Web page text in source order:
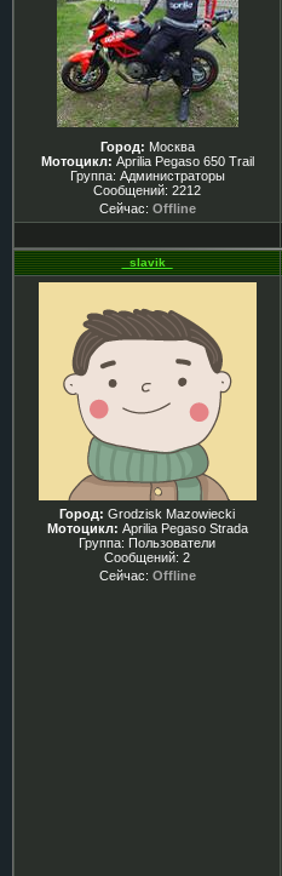
Город: Москва
Мотоцикл: Aprilia Pegaso 650 Trail
Группа: Администраторы
Сообщений: 2212
Сейчас: Offline
_slavik_
Город: Grodzisk Mazowiecki
Мотоцикл: Aprilia Pegaso Strada
Группа: Пользователи
Сообщений: 2
Сейчас: Offline